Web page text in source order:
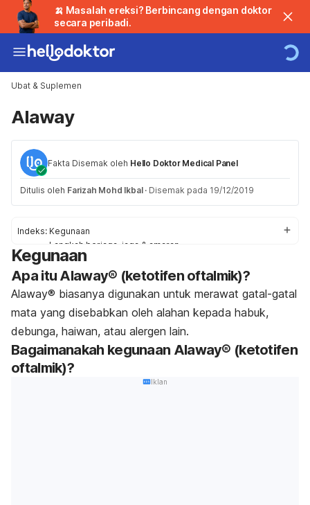
🍌 Masalah ereksi? Berbincang dengan doktor
secara peribadi.
Ubat & Suplemen
Alaway
Fakta Disemak oleh Hello Doktor Medical Panel
Ditulis oleh Farizah Mohd Ikbal · Disemak pada 19/12/2019
Indeks: Kegunaan
Langkah berjaga-jaga & amaran
Kesan Sampingan
Tindakbalas
Penggunaan / Dos
Kegunaan
Apa itu Alaway® (ketotifen oftalmik)?
Alaway® biasanya digunakan untuk merawat gatal-gatal
mata yang disebabkan oleh alahan kepada habuk,
debunga, haiwan, atau alergen lain.
Bagaimanakah kegunaan Alaway® (ketotifen
oftalmik)?
Iklan